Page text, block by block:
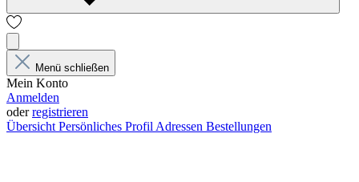
Menü schließen
Mein Konto
Anmelden
oderregistrieren
Übersicht Persönliches Profil Adressen Bestellungen